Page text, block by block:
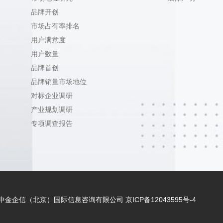
品牌开创
市场占有率排名
用户满意度
用户数量
品牌首创
品牌销量市场地位
对标企业调研
产业规划调研
专项调查报告
企信（北京）国际信息咨询有限公司 京ICP备12043595号-4